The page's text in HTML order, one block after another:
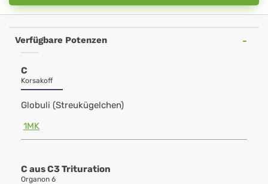
Verfügbare Potenzen
C
Korsakoff
Globuli (Streukügelchen)
1MK
C aus C3 Trituration
Organon 6